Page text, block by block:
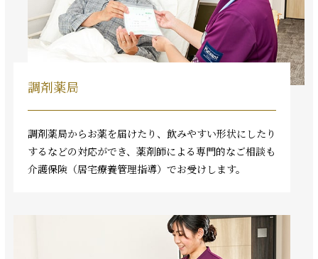
調剤薬局
調剤薬局からお薬を届けたり、飲みやすい形状にしたり
するなどの対応ができ、薬剤師による専門的なご相談も
介護保険（居宅療養管理指導）でお受けします。